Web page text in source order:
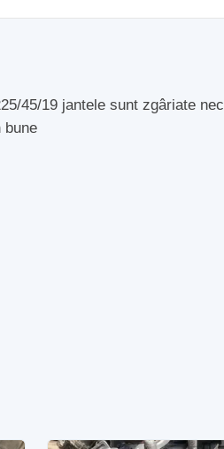
45/19 jantele sunt zgâriate
bune